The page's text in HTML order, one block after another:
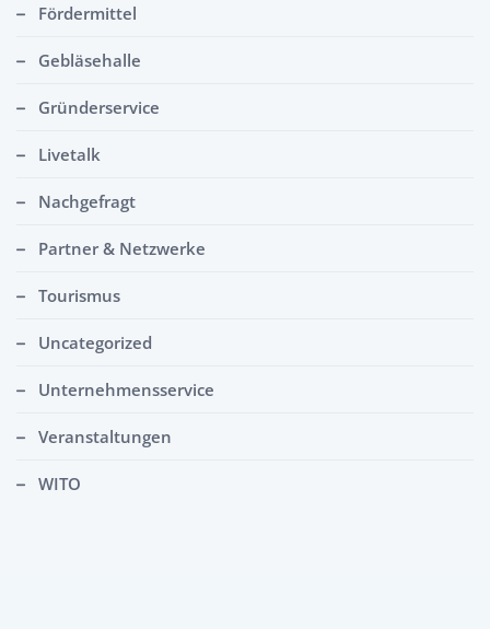
Fördermittel
Gebläsehalle
Gründerservice
Livetalk
Nachgefragt
Partner & Netzwerke
Tourismus
Uncategorized
Unternehmensservice
Veranstaltungen
WITO